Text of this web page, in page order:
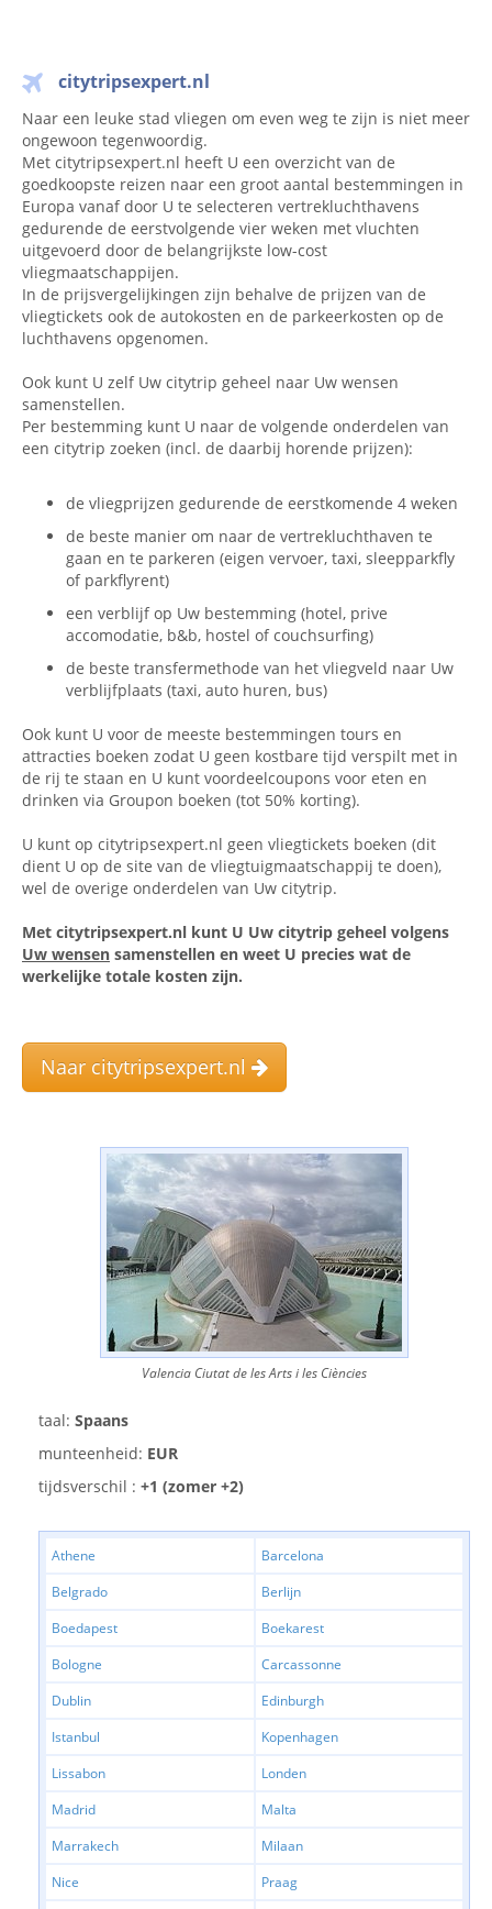
citytripsexpert.nl
Naar een leuke stad vliegen om even weg te zijn is niet meer
ongewoon tegenwoordig.
Met citytripsexpert.nl heeft U een overzicht van de
goedkoopste reizen naar een groot aantal bestemmingen in
Europa vanaf door U te selecteren vertrekluchthavens
gedurende de eerstvolgende vier weken met vluchten
uitgevoerd door de belangrijkste low-cost
vliegmaatschappijen.
In de prijsvergelijkingen zijn behalve de prijzen van de
vliegtickets ook de autokosten en de parkeerkosten op de
luchthavens opgenomen.
Ook kunt U zelf Uw citytrip geheel naar Uw wensen
samenstellen.
Per bestemming kunt U naar de volgende onderdelen van
een citytrip zoeken (incl. de daarbij horende prijzen):
de vliegprijzen gedurende de eerstkomende 4 weken
de beste manier om naar de vertrekluchthaven te
gaan en te parkeren (eigen vervoer, taxi, sleepparkfly
of parkflyrent)
een verblijf op Uw bestemming (hotel, prive
accomodatie, b&b, hostel of couchsurfing)
de beste transfermethode van het vliegveld naar Uw
verblijfplaats (taxi, auto huren, bus)
Ook kunt U voor de meeste bestemmingen tours en
attracties boeken zodat U geen kostbare tijd verspilt met in
de rij te staan en U kunt voordeelcoupons voor eten en
drinken via Groupon boeken (tot 50% korting).
U kunt op citytripsexpert.nl geen vliegtickets boeken (dit
dient U op de site van de vliegtuigmaatschappij te doen),
wel de overige onderdelen van Uw citytrip.
Met citytripsexpert.nl kunt U Uw citytrip geheel volgens
Uw wensen samenstellen en weet U precies wat de
werkelijke totale kosten zijn.
Naar citytripsexpert.nl
Valencia Ciutat de les Arts i les Ciències
taal: Spaans
munteenheid: EUR
tijdsverschil : +1 (zomer +2)
Athene
Barcelona
Belgrado
Berlijn
Boedapest
Boekarest
Bologne
Carcassonne
Dublin
Edinburgh
Istanbul
Kopenhagen
Lissabon
Londen
Madrid
Malta
Marrakech
Milaan
Nice
Praag